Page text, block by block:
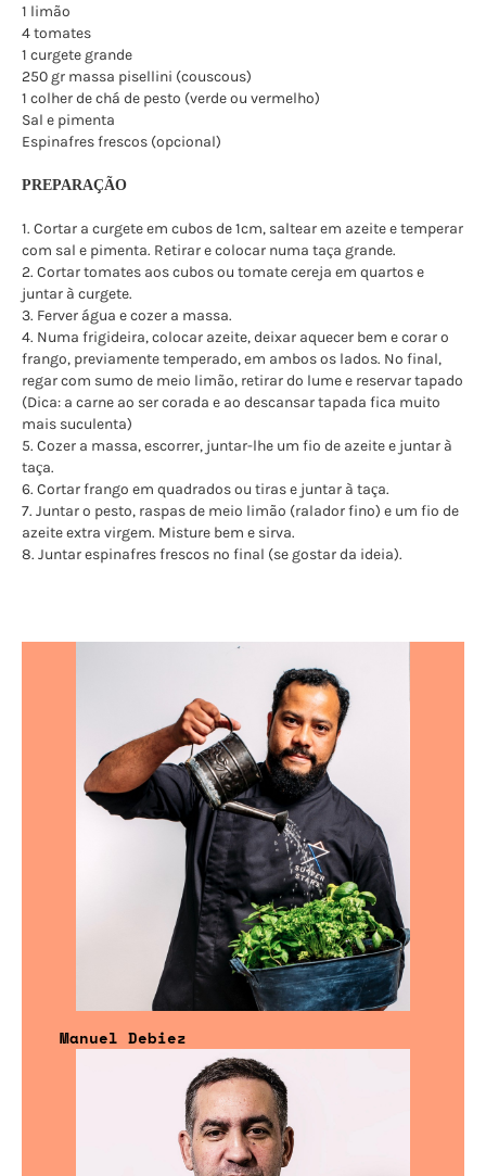
1 limão
4 tomates
1 curgete grande
250 gr massa pisellini (couscous)
1 colher de chá de pesto (verde ou vermelho)
Sal e pimenta
Espinafres frescos (opcional)
PREPARAÇÃO
1. Cortar a curgete em cubos de 1cm, saltear em azeite e temperar
com sal e pimenta. Retirar e colocar numa taça grande.
2. Cortar tomates aos cubos ou tomate cereja em quartos e
juntar à curgete.
3. Ferver água e cozer a massa.
4. Numa frigideira, colocar azeite, deixar aquecer bem e corar o
frango, previamente temperado, em ambos os lados. No final,
regar com sumo de meio limão, retirar do lume e reservar tapado
(Dica: a carne ao ser corada e ao descansar tapada fica muito
mais suculenta)
5. Cozer a massa, escorrer, juntar-lhe um fio de azeite e juntar à
taça.
6. Cortar frango em quadrados ou tiras e juntar à taça.
7. Juntar o pesto, raspas de meio limão (ralador fino) e um fio de
azeite extra virgem. Misture bem e sirva.
8. Juntar espinafres frescos no final (se gostar da ideia).
Manuel Debiez